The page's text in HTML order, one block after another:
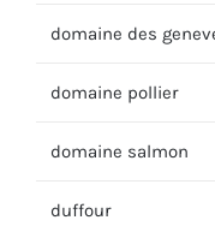
domaine des
domaine pollier
domaine salmon
duffour